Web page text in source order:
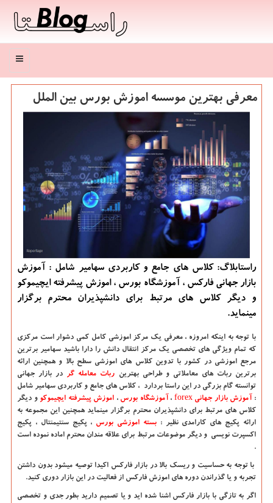
منو
معرفی بهترین موسسه اموزش بورس بین الملل
راستابلاگ: کلاس های جامع و کاربردی سهامیر شامل : آموزش
بازار جهانی فارکس ، آموزشگاه بورس ، اموزش پیشرفته ایچیموکو
و دیگر کلاس های مرتبط برای دانشپذیران محترم برگزار
مینماید.
با توجه به اینکه امروزه ، معرفی یک مرکز اموزشی کامل کمی دشوار است مرکزی
که تمام ویژگی های تخصصی یک مرکز انتقال دانش را دارا باشید سهامیر برترین
مرجع اموزشی در کشور با تدوین کلاس های اموزشی سطح بالا و همچنین ارائه
برترین ربات های معاملاتی و طراحی بهترین ربات معامله گر
در بازار جهانی
توانسته گام بزرگی در این راستا بردارد ، کلاس های جامع و کاربردی سهامیر شامل
: آموزش بازار جهانیforex ،آموزشگاه بورس ، اموزش پیشرفته ایچیموکو و دیگر
کلاس های مرتبط برای دانشپذیران محترم برگزار مینماید همچنین این مجموعه به
ارائه پکیج های کارامدی نظیر :بسته اموزشی بورس ، پکیج سنتیمنتال ، پکیج
اکسپرت نویسی و دیگر موضوعات مرتبط برای علاقه مندان محترم اماده نموده است
.
با توجه به حساسیت و ریسک بالا در بازار فارکس اکیدا توصیه میشود بدون داشتن
تجربه و یا گذراندن دوره های اموزش فارکس از فعالیت در این بازار دوری کنید.
اگر به تازگی با بازار فارکس اشنا شده اید و یا تصمیم دارید بطور جدی و تخصصی